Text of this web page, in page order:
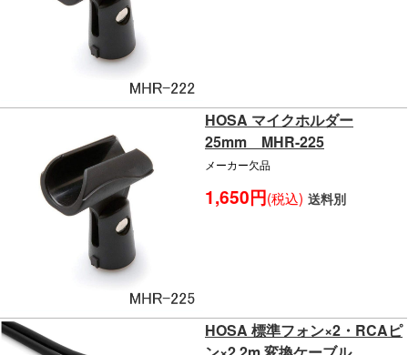
HOSA マイクホルダー
25mm MHR-225
メーカー欠品
1,650円(税込) 送料別
HOSA 標準フォン×2・RCAピ